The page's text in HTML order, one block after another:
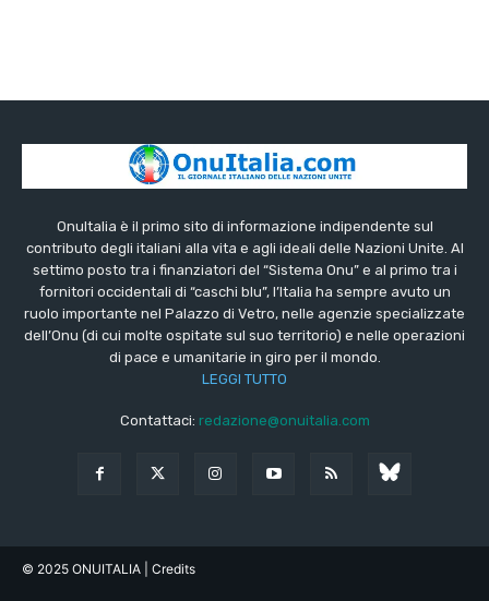
OnuItalia è il primo sito di informazione indipendente sul
contributo degli italiani alla vita e agli ideali delle Nazioni Unite. Al
settimo posto tra i finanziatori del “Sistema Onu” e al primo tra i
fornitori occidentali di “caschi blu”, l’Italia ha sempre avuto un
ruolo importante nel Palazzo di Vetro, nelle agenzie specializzate
dell’Onu (di cui molte ospitate sul suo territorio) e nelle operazioni
di pace e umanitarie in giro per il mondo.
LEGGI TUTTO
Contattaci: redazione@onuitalia.com
© 2025 ONUITALIA | Credits